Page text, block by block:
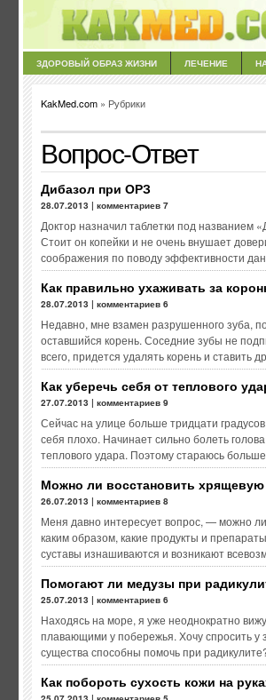
ЗДОРОВЫЙ ОБРАЗ ЖИЗНИ ЛЕЧЕНИЕ
KakMed.com » Рубрики
Вопрос-Ответ
Дибазол при ОРЗ
28.07.2013 | комментариев 7
Доктор назначил таблетки под названием
Стоит он копейки и не очень внушает
соображения по поводу эффективности
Как правильно ухаживать за
28.07.2013 | комментариев 6
Недавно, мне взамен разрушенного зуба,
оставшийся корень. Соседние зубы не
всего, придется удалять корень и ставить
Как уберечь себя от теплового
27.07.2013 | комментариев 9
Сейчас на улице больше тридцати
себя плохо. Начинает сильно болеть
теплового удара. Поэтому стараюсь
Можно ли восстановить хрящевую
26.07.2013 | комментариев 8
Меня давно интересует вопрос, — можно
каким образом, какие продукты и
суставы изнашиваются и возникают
Помогают ли медузы при
25.07.2013 | комментариев 6
Находясь на море, я уже неоднократно
плавающими у побережья. Хочу спросить
существа способны помочь при
Как побороть сухость кожи на